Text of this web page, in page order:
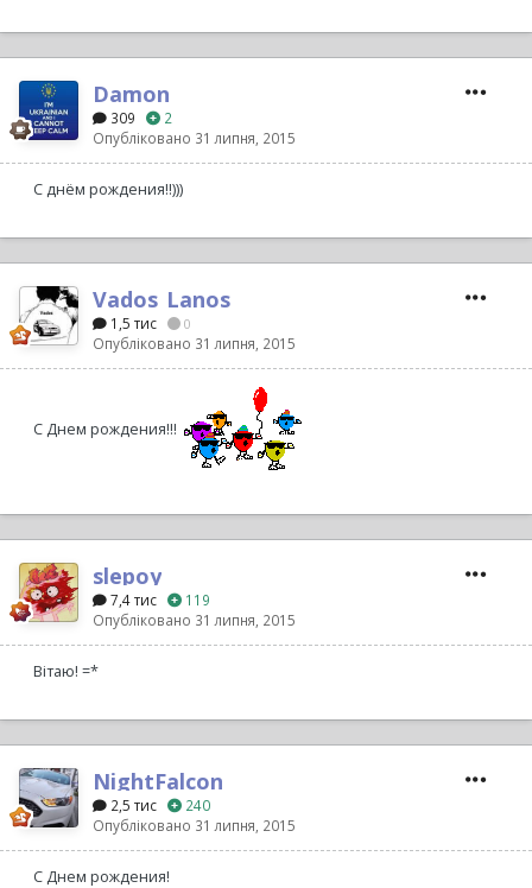
Damon
309
2
Опубліковано 31 липня, 2015
С днём рождения!!)))
Vados_Lanos
1,5 тис 0
Опубліковано 31 липня, 2015
С Днем рождения!!!
slepoy
7,4 тис
119
Опубліковано 31 липня, 2015
Вітаю! =*
NightFalcon
2,5 тис
240
Опубліковано 31 липня, 2015
С Днем рождения!